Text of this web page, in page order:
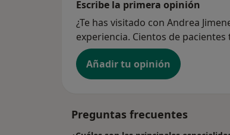
Escribe la primera opinión
¿Te has visitado con Andrea
experiencia. Cientos de
Añadir tu opinión
Preguntas frecuentes